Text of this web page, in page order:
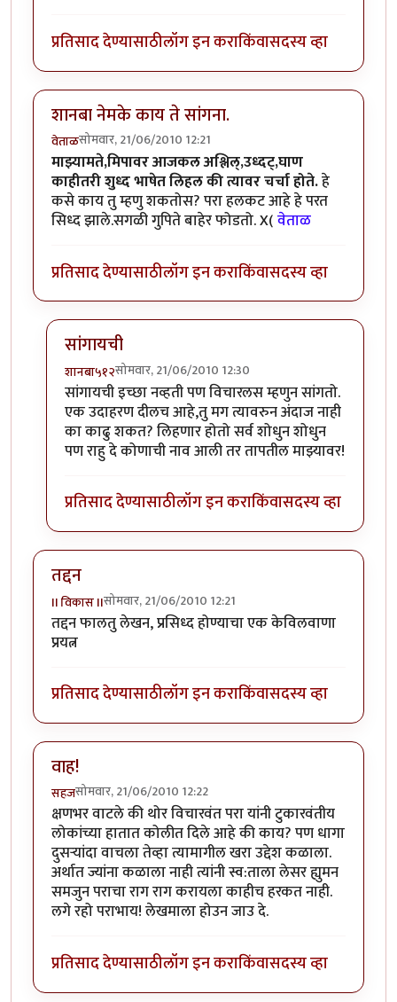
प्रतिसाद देण्यासाठीलॉग इन कराकिंवासदस्य व्हा
शानबा नेमके काय ते सांगना.
वेताळसोमवार, 21/06/2010 12:21
माझ्यामते,मिपावर आजकल अश्लिल्,उध्दट्,घाण
काहीतरी शुध्द भाषेत लिहल की त्यावर चर्चा होते.हे
कसे काय तु म्हणु शकतोस? परा हलकट आहे हे परत
सिध्द झाले.सगळी गुपिते बाहेर फोडतो. X(वेताळ
प्रतिसाद देण्यासाठीलॉग इन कराकिंवासदस्य व्हा
सांगायची
शानबा५१२सोमवार, 21/06/2010 12:30
In reply toशानबा नेमके काय ते सांगना.byवेताळ
सांगायची इच्छा नव्हती पण विचारलस म्हणुन सांगतो.
एक उदाहरण दीलच आहे,तु मग त्यावरुन अंदाज नाही
का काढु शकत? लिहणार होतो सर्व शोधुन शोधुन
पण राहु दे कोणाची नाव आली तर तापतील माझ्यावर!
प्रतिसाद देण्यासाठीलॉग इन कराकिंवासदस्य व्हा
तद्दन
II विकास IIसोमवार, 21/06/2010 12:21
तद्दन फालतु लेखन, प्रसिध्द होण्याचा एक केविलवाणा
प्रयत्न
प्रतिसाद देण्यासाठीलॉग इन कराकिंवासदस्य व्हा
वाह!
सहजसोमवार, 21/06/2010 12:22
क्षणभर वाटले की थोर विचारवंत परा यांनी टुकारवंतीय
लोकांच्या हातात कोलीत दिले आहे की काय? पण धागा
दुसर्‍यांदा वाचला तेव्हा त्यामागील खरा उद्देश कळाला.
अर्थात ज्यांना कळाला नाही त्यांनी स्व:ताला लेसर ह्युमन
समजुन पराचा राग राग करायला काहीच हरकत नाही.
लगे रहो पराभाय! लेखमाला होउन जाउ दे.
प्रतिसाद देण्यासाठीलॉग इन कराकिंवासदस्य व्हा